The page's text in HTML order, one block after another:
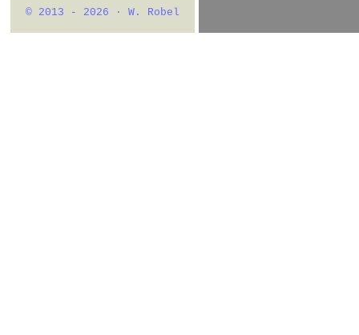
© 2013 - 2026 · W. Robel